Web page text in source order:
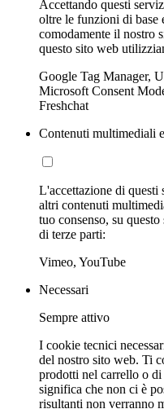
Accettando questi
oltre le funzioni di base
comodamente il nostro
questo sito web
Google Tag Manager,
Microsoft Consent
Freshchat
Contenuti multimediali
L'accettazione di questi
altri contenuti
tuo consenso, su
di terze parti:
Vimeo, YouTube
Necessari
Sempre attivo
I cookie tecnici
del nostro sito web. Ti
prodotti nel carrello o
significa che non ci è
risultanti non verranno